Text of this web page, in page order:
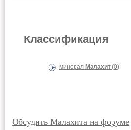
Классификация
минерал Малахит (0)
Обсудить Малахита на форуме